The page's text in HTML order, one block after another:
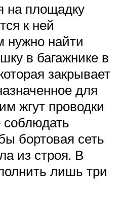
на площадку
к ней
нужно найти
в багажнике в
закрывает
для
жгут проводки
соблюдать
бортовая сеть
из строя. В
лишь три